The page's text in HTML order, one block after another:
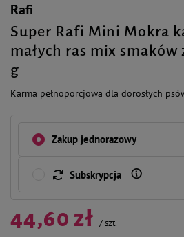
Rafi
Super Rafi Mini Mokra
małych ras mix smaków
g
Karma pełnoporcjowa dla dorosłych
Zakup jednorazowy
Subskrypcja
44,60 zł /szt.